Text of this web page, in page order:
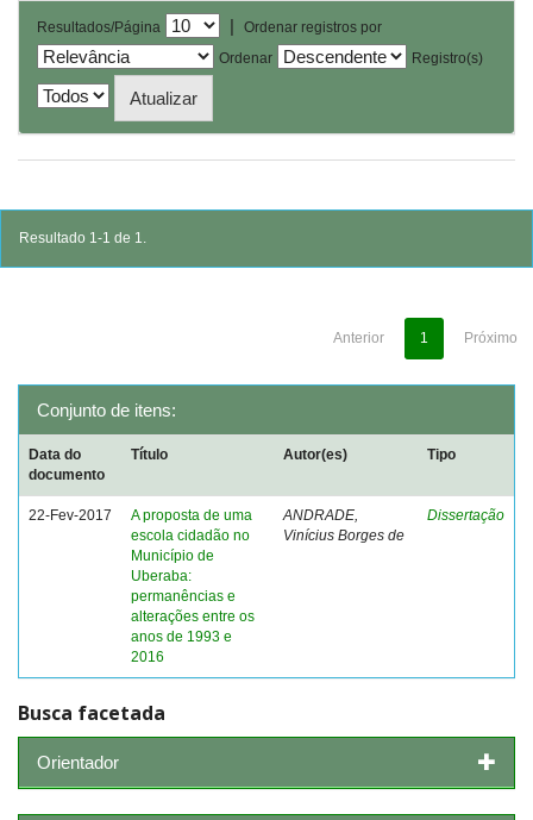
Resultados/Página |
Ordenar registros por
Ordenar
Registro(s)
Resultado 1-1 de 1.
Anterior 1 Próximo
Conjunto de itens:
Data do
documento
Título Autor(es) Tipo
22-Fev-2017
A proposta de uma
escola cidadão no
Município de
Uberaba:
permanências e
alterações entre os
anos de 1993 e
2016
ANDRADE,
Vinícius Borges de
Dissertação
Busca facetada
Orientador